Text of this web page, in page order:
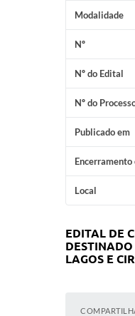
Modalidade
Nº
Nº do Edital
Nº do
Publicado em
Encerramento
Local
EDITAL DE
LAGOS E